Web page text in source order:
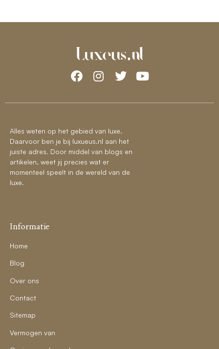
Alles weten op het gebied van luxe.
Daarvoor ben je bij luxueus.nl aan het
juiste adres. Door middel van blogs en
artikelen, weet jij precies wat er
momenteel speelt in de wereld van de
luxe.
Informatie
Home
Blog
Over ons
Contact
Sitemap
Vermogen van